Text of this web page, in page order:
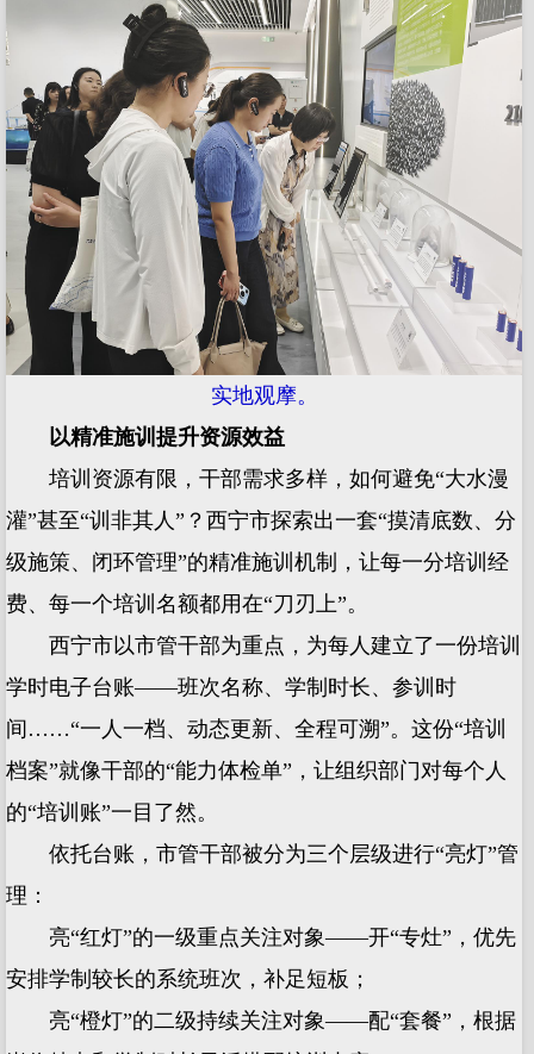
实地观摩。
以精准施训提升资源效益
培训资源有限，干部需求多样，如何避免“大水漫
灌”甚至“训非其人”？西宁市探索出一套“摸清底数、分
级施策、闭环管理”的精准施训机制，让每一分培训经
费、每一个培训名额都用在“刀刃上”。
西宁市以市管干部为重点，为每人建立了一份培训
学时电子台账——班次名称、学制时长、参训时
间……“一人一档、动态更新、全程可溯”。这份“培训
档案”就像干部的“能力体检单”，让组织部门对每个人
的“培训账”一目了然。
依托台账，市管干部被分为三个层级进行“亮灯”管
理：
亮“红灯”的一级重点关注对象——开“专灶”，优先
安排学制较长的系统班次，补足短板；
亮“橙灯”的二级持续关注对象——配“套餐”，根据